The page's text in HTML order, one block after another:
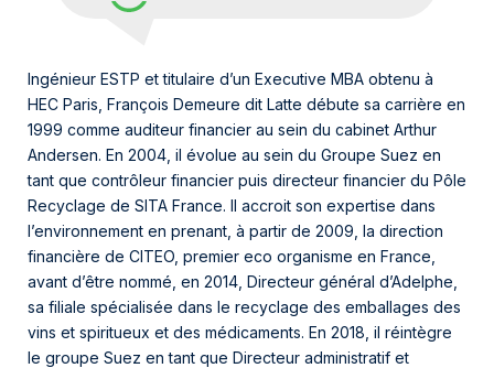
Ingénieur ESTP et titulaire d’un Executive MBA obtenu à
HEC Paris, François Demeure dit Latte débute sa carrière en
1999 comme auditeur financier au sein du cabinet Arthur
Andersen. En 2004, il évolue au sein du Groupe Suez en
tant que contrôleur financier puis directeur financier du Pôle
Recyclage de SITA France. Il accroit son expertise dans
l’environnement en prenant, à partir de 2009, la direction
financière de CITEO, premier eco organisme en France,
avant d’être nommé, en 2014, Directeur général d’Adelphe,
sa filiale spécialisée dans le recyclage des emballages des
vins et spiritueux et des médicaments. En 2018, il réintègre
le groupe Suez en tant que Directeur administratif et